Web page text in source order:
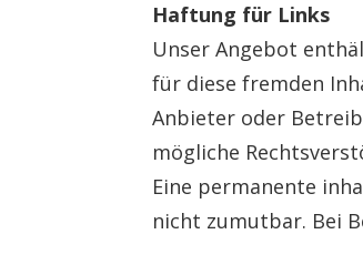
Haftung für Links
Unser Angebot
für diese fremden
Anbieter oder
mögliche
Eine permanente
nicht zumutbar. Bei